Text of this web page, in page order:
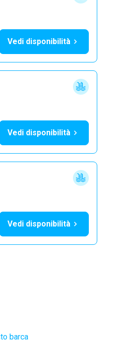
Vedi disponibilità
Vedi disponibilità
Vedi disponibilità
barca